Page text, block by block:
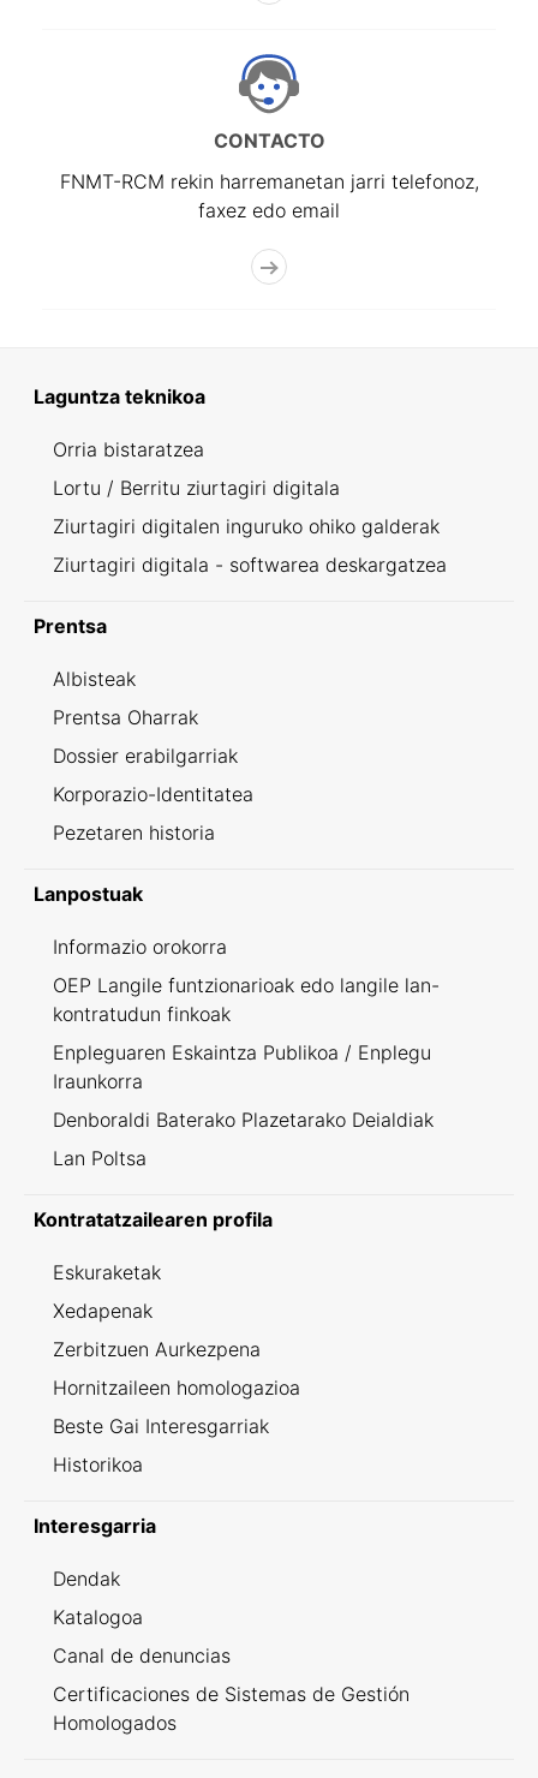
CONTACTO
FNMT-RCM rekin harremanetan jarri telefonoz,
faxez edo email
Laguntza teknikoa
Orria bistaratzea
Lortu / Berritu ziurtagiri digitala
Ziurtagiri digitalen inguruko ohiko galderak
Ziurtagiri digitala - softwarea deskargatzea
Prentsa
Albisteak
Prentsa Oharrak
Dossier erabilgarriak
Korporazio-Identitatea
Pezetaren historia
Lanpostuak
Informazio orokorra
OEP Langile funtzionarioak edo langile lan-
kontratudun finkoak
Enpleguaren Eskaintza Publikoa / Enplegu
Iraunkorra
Denboraldi Baterako Plazetarako Deialdiak
Lan Poltsa
Kontratatzailearen profila
Eskuraketak
Xedapenak
Zerbitzuen Aurkezpena
Hornitzaileen homologazioa
Beste Gai Interesgarriak
Historikoa
Interesgarria
Dendak
Katalogoa
Canal de denuncias
Certificaciones de Sistemas de Gestión
Homologados